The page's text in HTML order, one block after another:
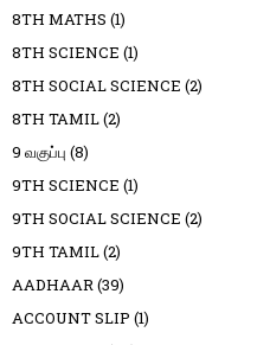
8TH MATHS (1)
8TH SCIENCE (1)
8TH SOCIAL SCIENCE (2)
8TH TAMIL(2)
9 வகுப்பு (8)
9TH SCIENCE (1)
9TH SOCIAL SCIENCE (2)
9TH TAMIL(2)
AADHAAR(39)
ACCOUNT SLIP (1)